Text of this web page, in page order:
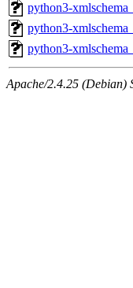
python3-
python3-
python3-
Apache/2.4.25 (Debian)